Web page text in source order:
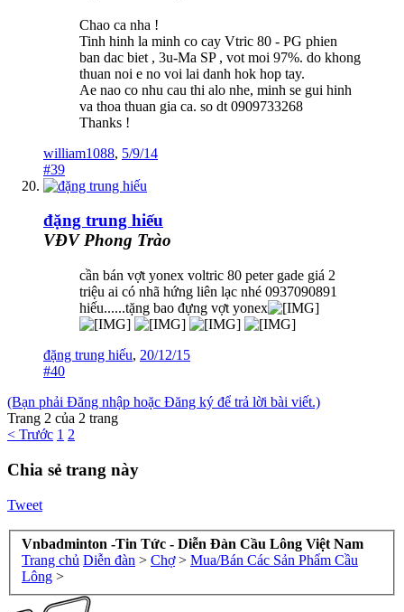
Chao ca nha !
Tinh hinh la minh co cay Vtric 80 - PG phien
ban dac biet , 3u-Ma SP , vot moi 97%. do khong
thuan noi e no voi lai danh hok hop tay.
Ae nao co nhu cau thi alo nhe, minh se gui hinh
va thoa thuan gia ca. so dt 0909733268
Thanks !
william1088, 5/9/14
#39
đặng trung hiếu
VĐV Phong Trào
cần bán vợt yonex voltric 80 peter gade giá 2
triệu ai có nhã hứng liên lạc nhé 0937090891
hiếu......tặng bao đựng vợt yonex
đặng trung hiếu, 20/12/15
#40
(Bạn phải Đăng nhập hoặc Đăng ký để trả lời bài viết.)
Trang 2 của 2 trang
< Trước 1 2
Chia sẻ trang này
Tweet
Vnbadminton -Tin Tức - Diễn Đàn Cầu Lông Việt Nam
Trang chủ Diễn đàn > Chợ > Mua/Bán Các Sản Phẩm Cầu
Lông >